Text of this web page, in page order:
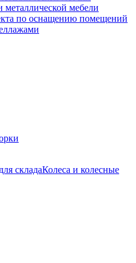
металлической мебели
по оснащению помещений
складаКолеса и колесные